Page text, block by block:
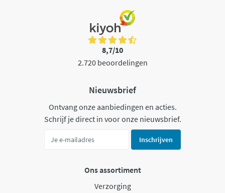
8,7/10
2.720 beoordelingen
Nieuwsbrief
Ontvang onze aanbiedingen en acties.
Schrijf je direct in voor onze nieuwsbrief.
Inschrijven
Ons assortiment
Verzorging